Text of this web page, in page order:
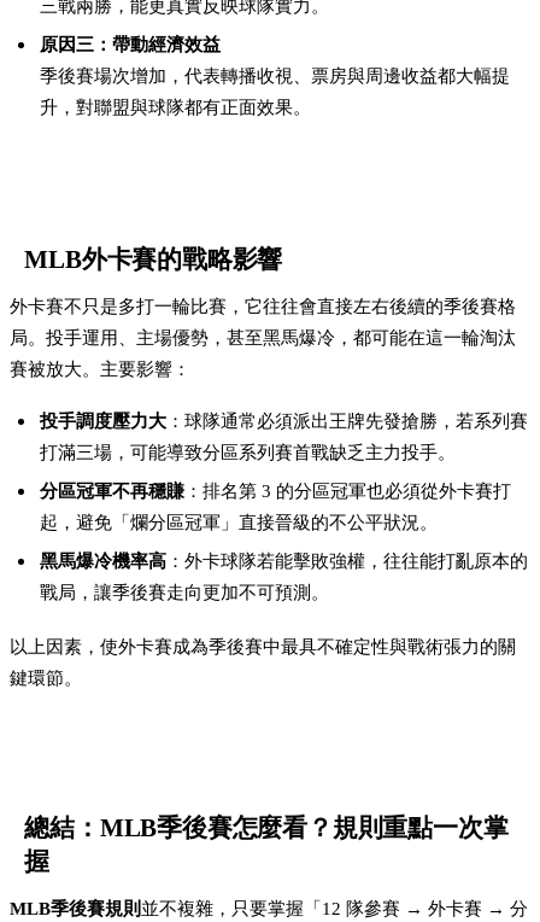
三戰兩勝，能更真實反映球隊實力。
原因三：帶動經濟效益
季後賽場次增加，代表轉播收視、票房與周邊收益都大幅提
升，對聯盟與球隊都有正面效果。
MLB外卡賽的戰略影響
外卡賽不只是多打一輪比賽，它往往會直接左右後續的季後賽格
局。投手運用、主場優勢，甚至黑馬爆冷，都可能在這一輪淘汰
賽被放大。主要影響：
投手調度壓力大 ：球隊通常必須派出王牌先發搶勝，若系列賽
打滿三場，可能導致分區系列賽首戰缺乏主力投手。
分區冠軍不再穩賺 ：排名第 3 的分區冠軍也必須從外卡賽打
起，避免「爛分區冠軍」直接晉級的不公平狀況。
黑馬爆冷機率高 ：外卡球隊若能擊敗強權，往往能打亂原本的
戰局，讓季後賽走向更加不可預測。
以上因素，使外卡賽成為季後賽中最具不確定性與戰術張力的關
鍵環節。
總結：MLB季後賽怎麼看？規則重點一次掌
握
MLB季後賽規則 並不複雜，只要掌握「12 隊參賽 → 外卡賽 → 分